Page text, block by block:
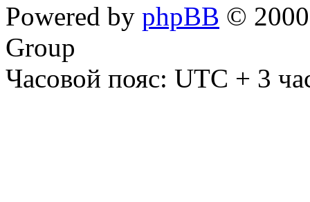
Powered by phpBB ©
Group
Часовой пояс: UTC + 3